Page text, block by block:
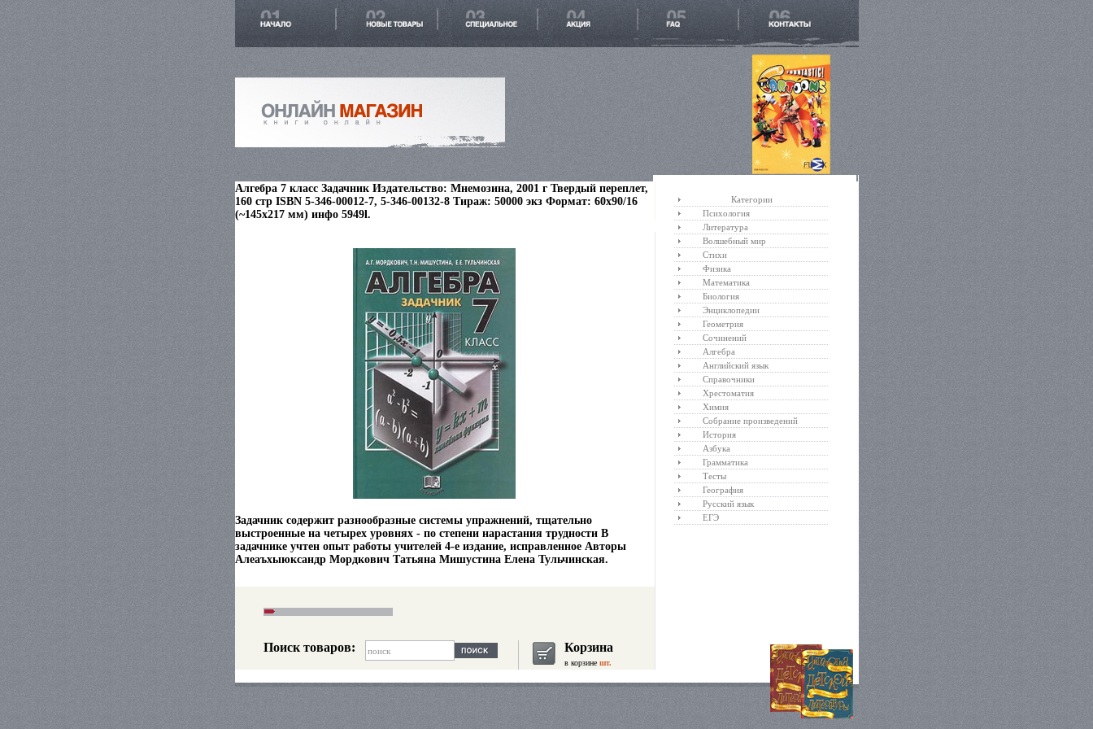
Алгебра 7 класс Задачник Издательство: Мнемозина, 2001 г Твердый переплет,
160 стр ISBN 5-346-00012-7, 5-346-00132-8 Тираж: 50000 экз Формат: 60x90/16
(~145х217 мм) инфо 5949l.
Задачник содержит разнообразные системы упражнений, тщательно
выстроенные на четырех уровнях - по степени нарастания трудности В
задачнике учтен опыт работы учителей 4-е издание, исправленное Авторы
Алеаъхыюксандр Мордкович Татьяна Мишустина Елена Тульчинская.
Поиск товаров: Корзина
в корзинешт.
Категории
Психология
Литература
Волшебный мир
Стихи
Физика
Математика
Биология
Энциклопедии
Геометрия
Сочинений
Алгебра
Английский язык
Справочники
Хрестоматия
Химия
Собрание произведений
История
Азбука
Грамматика
Тесты
География
Русский язык
ЕГЭ